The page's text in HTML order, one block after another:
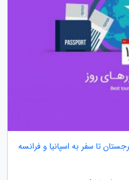
تا سفر به اسپانیا و فرانسه